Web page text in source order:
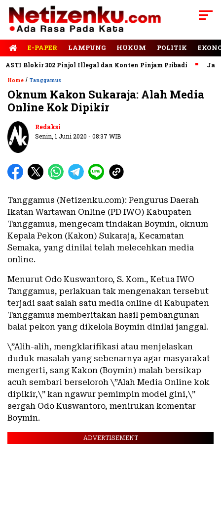
E-PAPER LAMPUNG HUKUM POLITIK
Blokir 302 Pinjol Illegal dan Konten Pinjam Pribadi Jalan
Home / Tanggamus
Oknum Kakon Sukaraja: Alah Media
Online Kok Dipikir
Redaksi
Senin, 1 Juni 2020 - 08:37 WIB
Tanggamus (Netizenku.com): Pengurus Daerah
Ikatan Wartawan Online (PD IWO) Kabupaten
Tanggamus, mengecam tindakan Boymin, oknum
Kepala Pekon (Kakon) Sukaraja, Kecamatan
Semaka, yang dinilai telah melecehkan media
online.
Menurut Odo Kuswantoro, S. Kom., Ketua IWO
Tanggamus, perlakuan tak mengenakan tersebut
terjadi saat salah satu media online di Kabupaten
Tanggamus memberitakan hasil pembangunan
balai pekon yang dikelola Boymin dinilai janggal.
\”Alih-alih, mengklarifikasi atau menjelaskan
duduk masalah yang sebenarnya agar masyarakat
mengerti, sang Kakon (Boymin) malah bersikap
acuh sembari berseloroh \”Alah Media Online kok
dipikir,\” kan ngawur pemimpin model gini,\”
sergah Odo Kuswantoro, menirukan komentar
Boymin.
ADVERTISEMENT